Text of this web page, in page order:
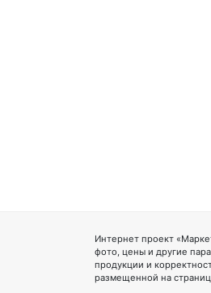
Интернет проект
фото, цены и другие
продукции и
размещенной на